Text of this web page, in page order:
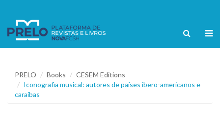
PRELO Books
CESEM Editions
Iconografia musical: autores de países ibero-americanos e
caraíbas